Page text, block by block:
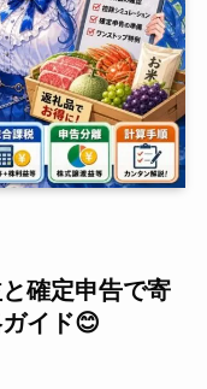
確定申告で寄
イド😊